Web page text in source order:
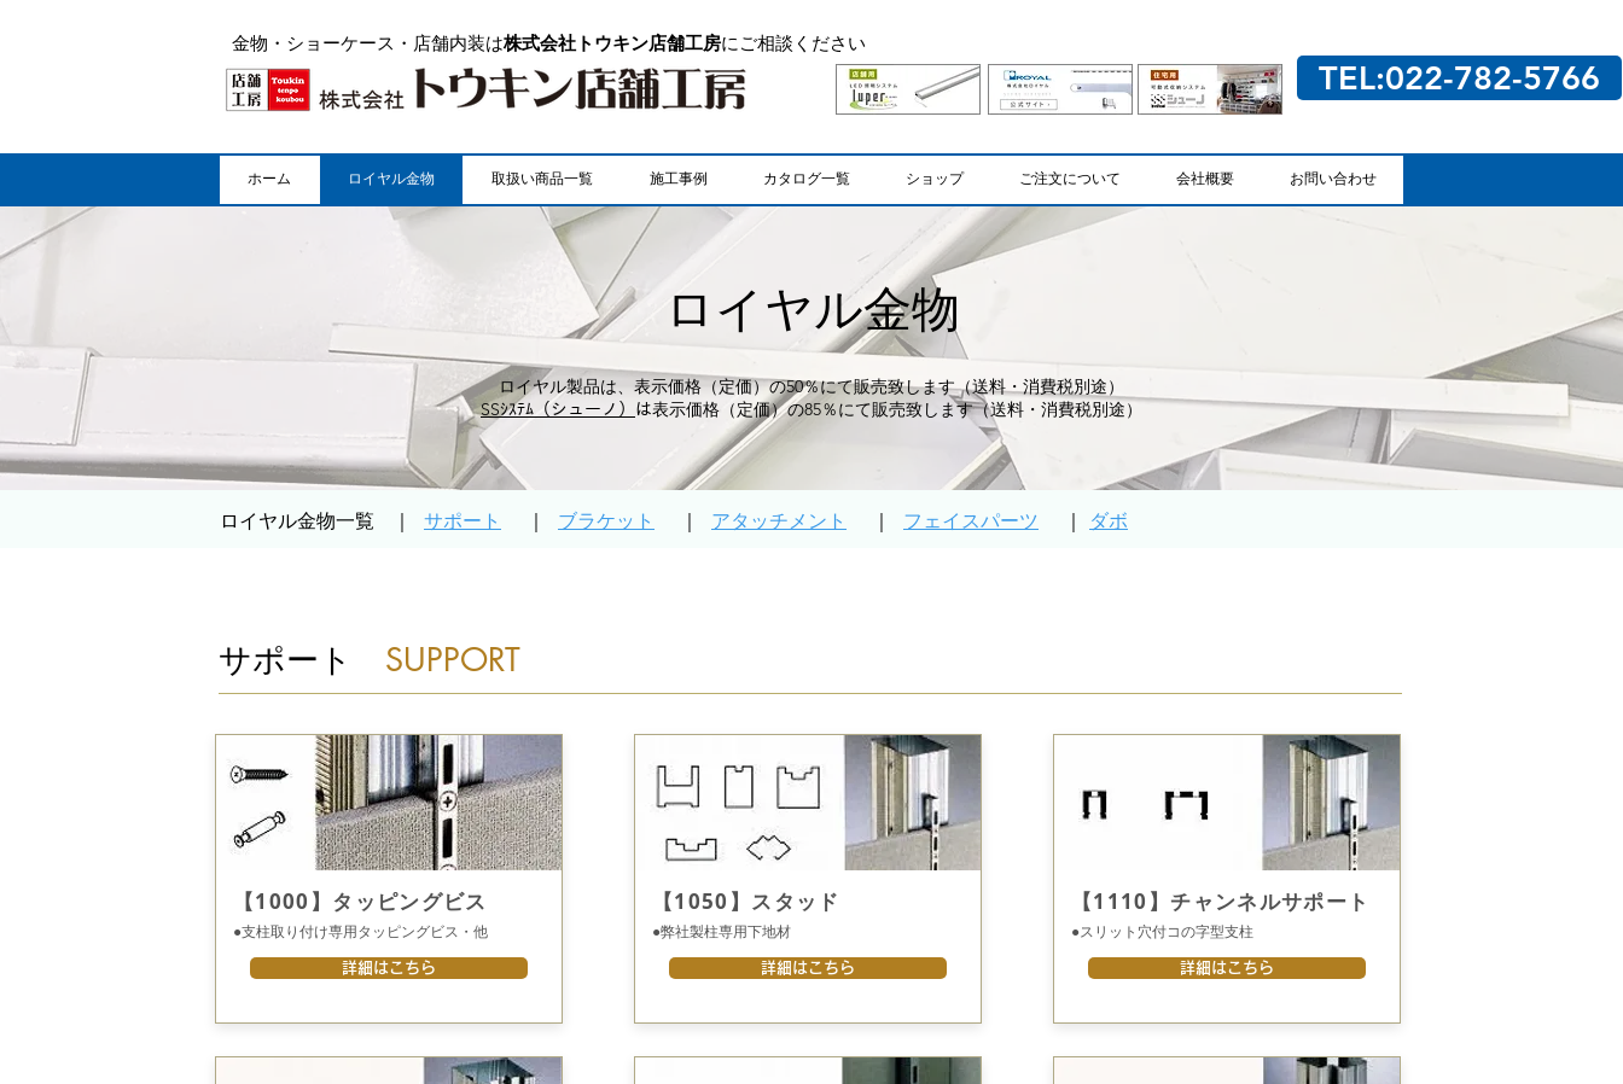
金物・ショーケース・店舗内装は株式会社トウキン店舗工房にご相談ください
TEL:022-782-5766
ホーム ロイヤル金物 取扱い商品一覧 施工事例 カタログ一覧 ショップ ご注文について 会社概要 お問い合わせ
​ロイヤル金物
ロイヤル製品は、表示価格（定価）の50％にて販売致します（送料・消費税別途）
SSｼｽﾃﾑ（シューノ） は表示価格（定価）の85％にて販売致します（送料・消費税別途）
​ロイヤル金物一覧 ｜ サポート ｜ ブラケット ｜ アタッチメント ｜ フェイスパーツ ｜ ダボ
サポート SUPPORT
【1000】タッピングビス
●支柱取り付け専用タッピングビス・他
詳細はこちら
【1050】スタッド
●弊社製柱専用下地材
詳細はこちら
【1110】チャンネルサポート
●スリット穴付コの字型支柱
詳細はこちら